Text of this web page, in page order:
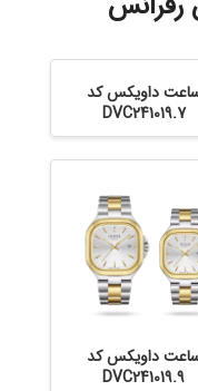
داویکس کد
DVC241019.7
داویکس کد
DVC241019.9